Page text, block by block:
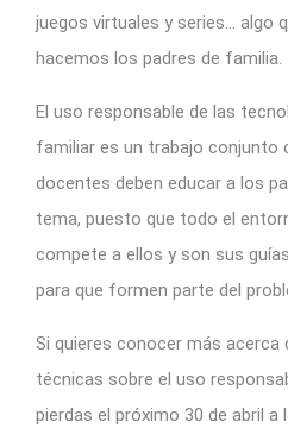
juegos virtuales y series… algo
hacemos los padres de familia.
El uso responsable de las
familiar es un trabajo conjunto
docentes deben educar a los
tema, puesto que todo el
compete a ellos y son sus
para que formen parte del
Si quieres conocer más acerca
técnicas sobre el uso
pierdas el próximo 30 de abril